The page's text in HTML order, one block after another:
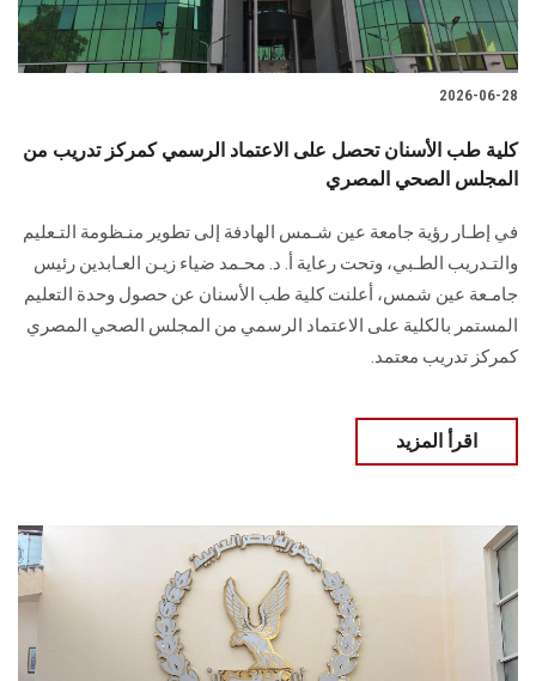
2026-06-28
كلية طب الأسنان تحصل على الاعتماد الرسمي كمركز تدريب من
المجلس الصحي المصري
في إطـار رؤية جامعة عين شـمس الهادفة إلى تطوير منـظومة التـعليم
والتـدريب الطـبي، وتحت رعاية أ. د. محـمد ضياء زيـن العـابدين رئيس
جامـعة عين شمس، أعلنت كلية طب الأسنان عن حصول وحدة التعليم
المستمر بالكلية على الاعتماد الرسمي من المجلس الصحي المصري
كمركز تدريب معتمد.
اقرأ المزيد